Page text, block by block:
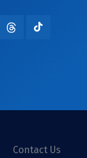
Contact Us